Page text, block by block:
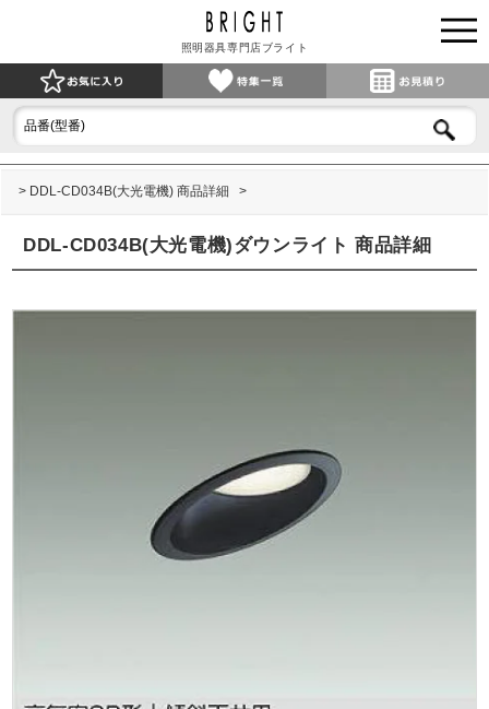
照明器具専門店ブライト
DDL-CD034B(大光電機) 商品詳細
DDL-CD034B(大光電機)ダウンライト 商品詳細